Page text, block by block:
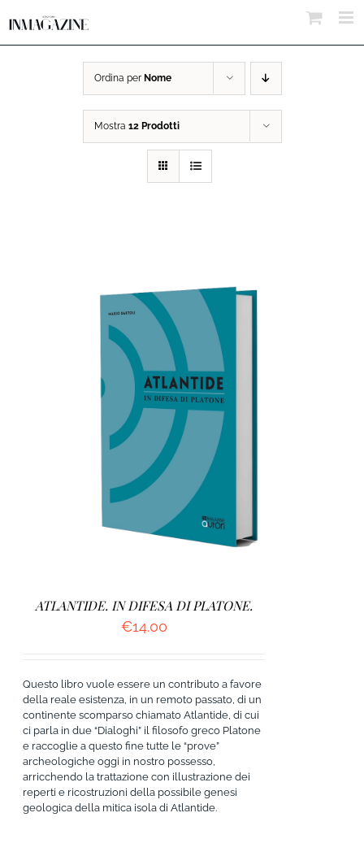
Ordina per Nome
Mostra 12 Prodotti
AGGIUNGI AL CARRELLO /
ATLANTIDE. IN DIFESA DI PLATONE.
€14.00
Questo libro vuole essere un contributo a favore
della reale esistenza, in un remoto passato, di un
continente scomparso chiamato Atlantide, di cui
ci parla in due “Dialoghi” il filosofo greco Platone
e raccoglie a questo fine tutte le “prove”
archeologiche oggi in nostro possesso,
arricchendo la trattazione con illustrazione dei
reperti e ricostruzioni della possibile genesi
geologica della mitica isola di Atlantide.